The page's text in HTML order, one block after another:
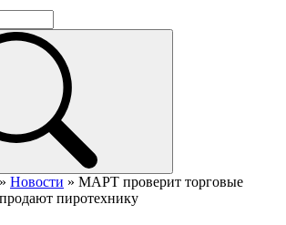
» Новости » МАРТ проверит торговые
пиротехнику